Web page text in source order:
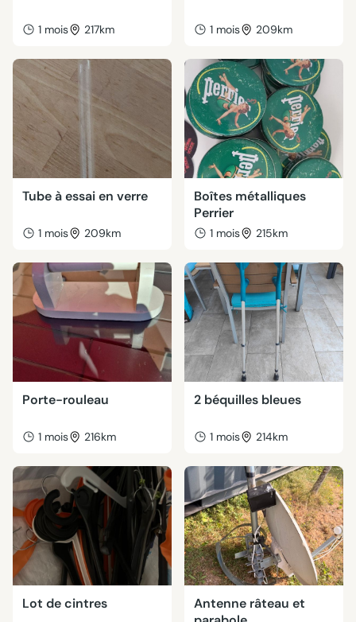
1 mois 217km 1 mois 209km
Tube à essai en verre
1 mois 209km
Boîtes métalliques
Perrier
1 mois 215km
Porte-rouleau
1 mois 216km
2 béquilles bleues
1 mois 214km
Lot de cintres
Antenne râteau et